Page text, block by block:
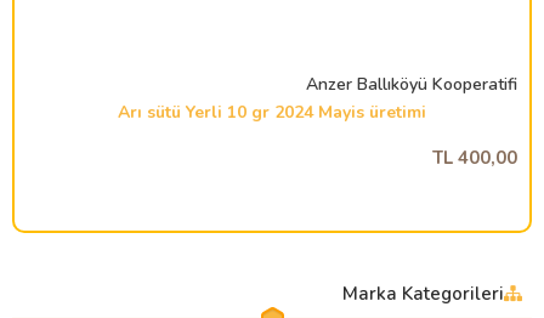
Anzer Ballıköyü Kooperatifi
Arı sütü Yerli 10 gr 2024 Mayis üretimi
400,00 TL
Marka Kategorileri